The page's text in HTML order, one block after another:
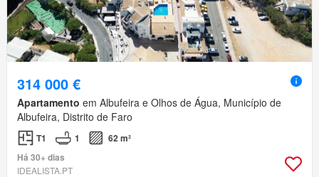
314 000 €
Apartamento em Albufeira e Olhos de Água, Município de
Albufeira, Distrito de Faro
T1 1
62 m²
Há 30+ dias
IDEALISTA.PT